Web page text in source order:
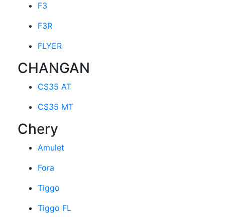
F3
F3R
FLYER
CHANGAN
CS35 AT
CS35 MT
Chery
Amulet
Fora
Tiggo
Tiggo FL